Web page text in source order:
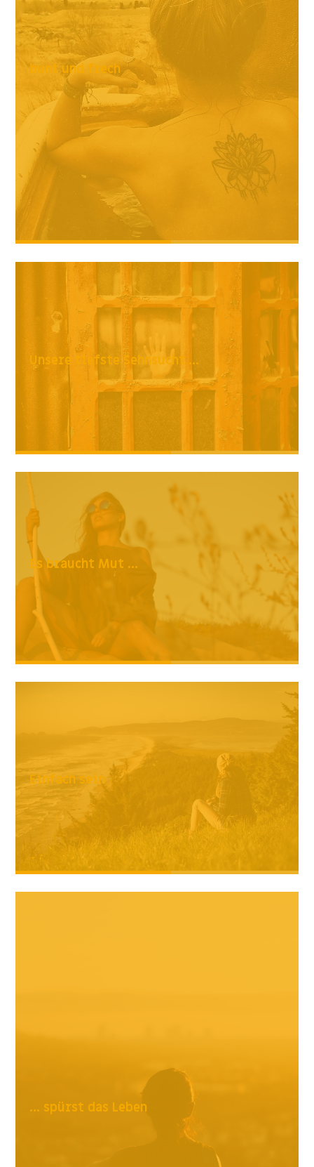
bunt und frech
Unsere tiefste Sehnsucht ...
Es braucht Mut ...
Einfach sein
... spürst das Leben